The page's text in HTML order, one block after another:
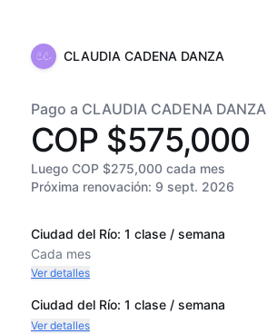
CLAUDIA CADENA DANZA
Pago a CLAUDIA CADENA DANZA
COP $575,000
Luego COP $275,000 cada mes
Próxima renovación: 9 sept. 2026
Ciudad del Río: 1 clase / semana
Cada mes
Ver detalles
Ciudad del Río: 1 clase / semana
Ver detalles